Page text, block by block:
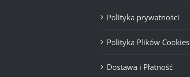
Polityka prywatności
Polityka Plików Cookies
Dostawa i Płatność